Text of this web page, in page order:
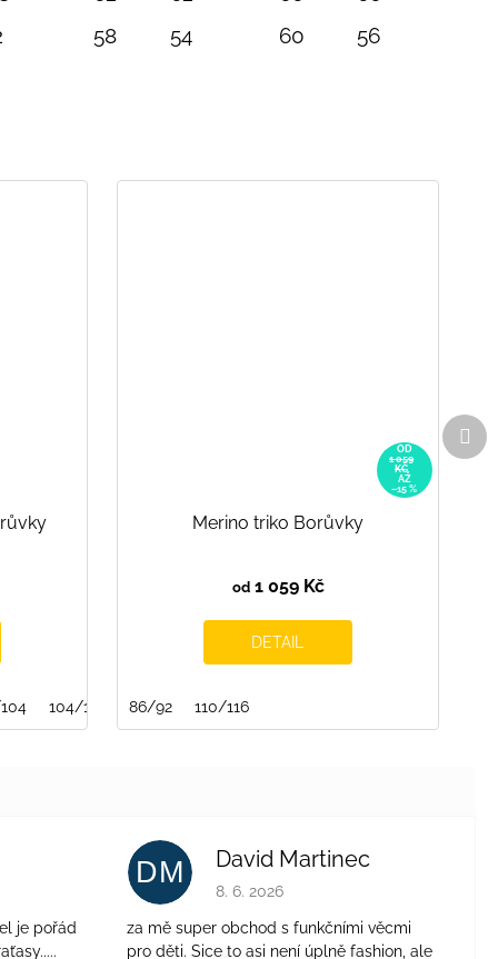
58 54 60 56
104/110 110/116 116/122
OD
1 059
KČ
AŽ
–15 %
Merino triko Borůvky
od1 059 Kč
DETAIL
86/92 110/116
4 z 5 hvězdiček.
je pořád
DM David Martinec
Hodnocení obchodu je 5 z 5 hvězdiček.
8. 6. 2026
za mě super obchod s funkčními věcmi
pro děti. Sice to asi není úplně fashion, ale